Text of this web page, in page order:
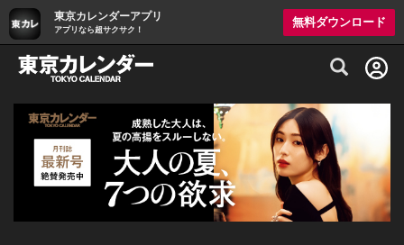
東京カレンダーアプリ
アプリなら超サクサク！
無料ダウンロード
グルメ情報・プレミアムレストラン予約